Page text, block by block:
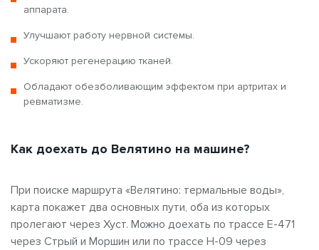
аппарата.
Улучшают работу нервной системы.
Ускоряют регенерацию тканей.
Обладают обезболивающим эффектом при артритах и
ревматизме.
Как доехать до Велятино на машине?
При поиске маршрута «Велятино: термальные воды»,
карта покажет два основных пути, оба из которых
пролегают через Хуст. Можно доехать по трассе Е-471
через Стрый и Моршин или по трассе Н-09 через